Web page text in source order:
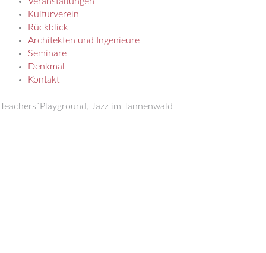
Kulturverein
Rückblick
Architekten und Ingenieure
Seminare
Denkmal
Kontakt
Teachers´Playground, Jazz im Tannenwald